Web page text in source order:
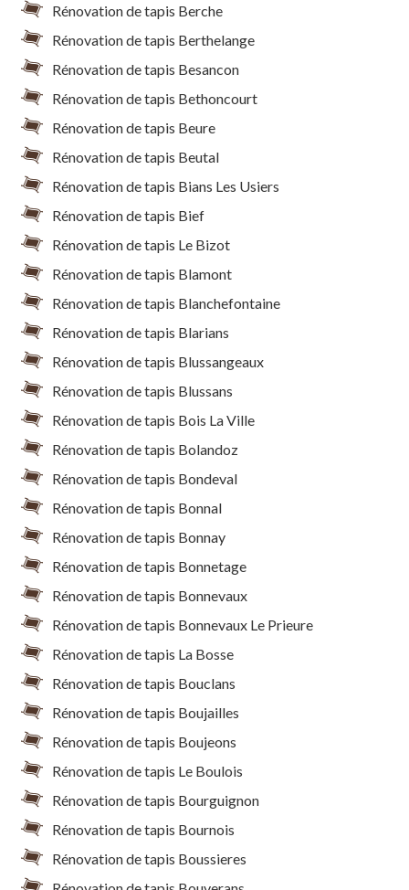
Rénovation de tapis Berche
Rénovation de tapis Berthelange
Rénovation de tapis Besancon
Rénovation de tapis Bethoncourt
Rénovation de tapis Beure
Rénovation de tapis Beutal
Rénovation de tapis Bians Les Usiers
Rénovation de tapis Bief
Rénovation de tapis Le Bizot
Rénovation de tapis Blamont
Rénovation de tapis Blanchefontaine
Rénovation de tapis Blarians
Rénovation de tapis Blussangeaux
Rénovation de tapis Blussans
Rénovation de tapis Bois La Ville
Rénovation de tapis Bolandoz
Rénovation de tapis Bondeval
Rénovation de tapis Bonnal
Rénovation de tapis Bonnay
Rénovation de tapis Bonnetage
Rénovation de tapis Bonnevaux
Rénovation de tapis Bonnevaux Le Prieure
Rénovation de tapis La Bosse
Rénovation de tapis Bouclans
Rénovation de tapis Boujailles
Rénovation de tapis Boujeons
Rénovation de tapis Le Boulois
Rénovation de tapis Bourguignon
Rénovation de tapis Bournois
Rénovation de tapis Boussieres